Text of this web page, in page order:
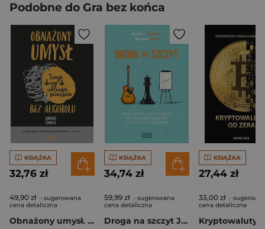
Podobne do Gra bez końca
KSIĄŻKA
32,76 zł
49,90 zł - sugerowana
cena detaliczna
Obnażony umysł. Twoja droga do wolności i szczęścia bez alkoholu
KSIĄŻKA
34,74 zł
59,99 zł - sugerowana
cena detaliczna
Droga na szczyt Jak ćwiczyć, aby osiągnąć mistrzowską biegłość w dowolnej dziedzinie
KSIĄŻKA
27,44 zł
33,00 zł -
cena detaliczna